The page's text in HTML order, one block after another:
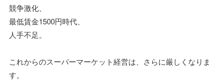
競争激化、
最低賃金1500円時代、
人手不足。
これからのスーパーマーケット経営は、さらに厳しくなりま
す。